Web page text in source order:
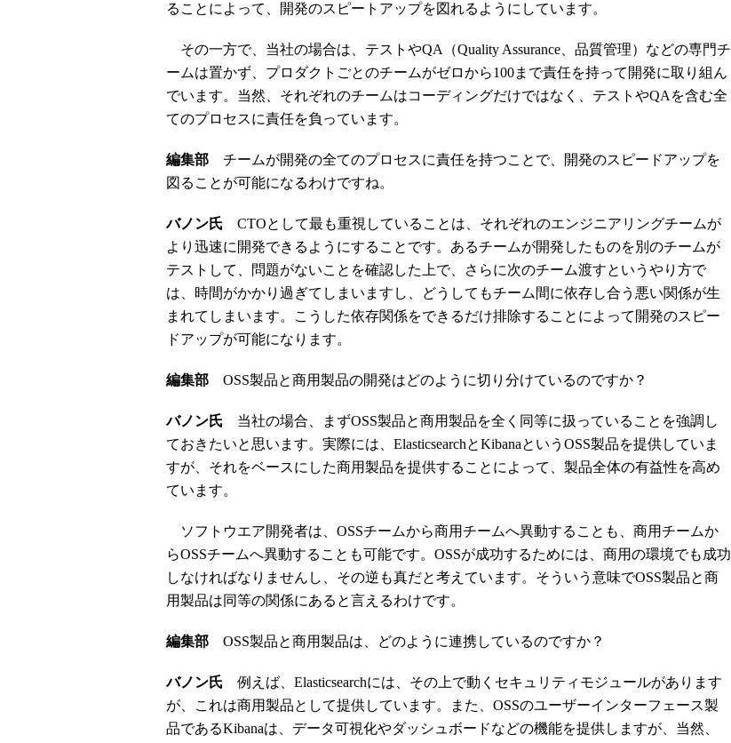
ることによって、開発のスピートアップを図れるようにしています。
その一方で、当社の場合は、テストやQA（Quality Assurance、品質管理）などの専門チ
ームは置かず、プロダクトごとのチームがゼロから100まで責任を持って開発に取り組ん
でいます。当然、それぞれのチームはコーディングだけではなく、テストやQAを含む全
てのプロセスに責任を負っています。
編集部 チームが開発の全てのプロセスに責任を持つことで、開発のスピードアップを
図ることが可能になるわけですね。
バノン氏 CTOとして最も重視していることは、それぞれのエンジニアリングチームが
より迅速に開発できるようにすることです。あるチームが開発したものを別のチームが
テストして、問題がないことを確認した上で、さらに次のチーム渡すというやり方で
は、時間がかかり過ぎてしまいますし、どうしてもチーム間に依存し合う悪い関係が生
まれてしまいます。こうした依存関係をできるだけ排除することによって開発のスピー
ドアップが可能になります。
編集部 OSS製品と商用製品の開発はどのように切り分けているのですか？
バノン氏 当社の場合、まずOSS製品と商用製品を全く同等に扱っていることを強調し
ておきたいと思います。実際には、ElasticsearchとKibanaというOSS製品を提供していま
すが、それをベースにした商用製品を提供することによって、製品全体の有益性を高め
ています。
ソフトウエア開発者は、OSSチームから商用チームへ異動することも、商用チームか
らOSSチームへ異動することも可能です。OSSが成功するためには、商用の環境でも成功
しなければなりませんし、その逆も真だと考えています。そういう意味でOSS製品と商
用製品は同等の関係にあると言えるわけです。
編集部 OSS製品と商用製品は、どのように連携しているのですか？
バノン氏 例えば、Elasticsearchには、その上で動くセキュリティモジュールがあります
が、これは商用製品として提供しています。また、OSSのユーザーインターフェース製
品であるKibanaは、データ可視化やダッシュボードなどの機能を提供しますが、当然、